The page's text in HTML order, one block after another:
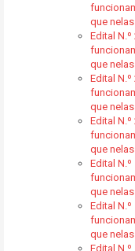
que
Edital
que
Edital
que
Edital
que nelas
Edital
que
Edital
que
Edital